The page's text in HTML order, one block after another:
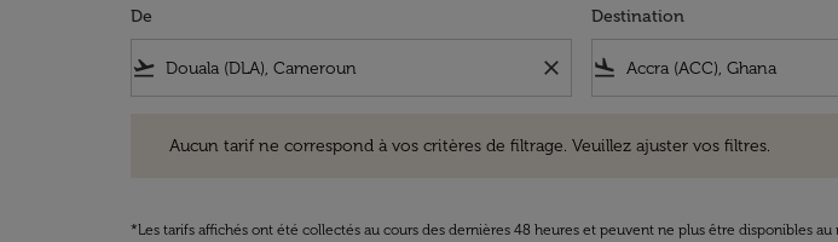
De
flight_takeoff close
Destination
flight_land
Aucun tarif ne correspond à vos critères de filtrage. Veuillez ajuster vos filtres.
*Les tarifs affichés ont été collectés au cours des dernières 48 heures et peuvent ne plus être disponibles